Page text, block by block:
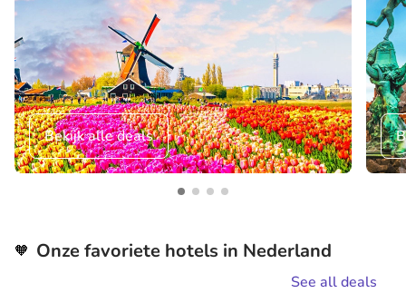
Bekijk alle deals
🧡 Onze favoriete hotels in Nederland
See all deals